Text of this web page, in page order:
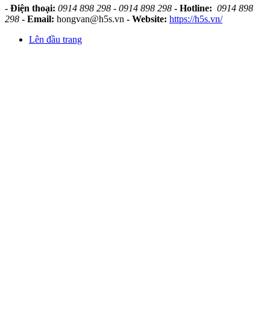
- Điện thoại: 0914 898 298 - 0914 898 298 - Hotline: 0914 898
298 - Email: hongvan@h5s.vn - Website: https://h5s.vn/
Lên đầu trang